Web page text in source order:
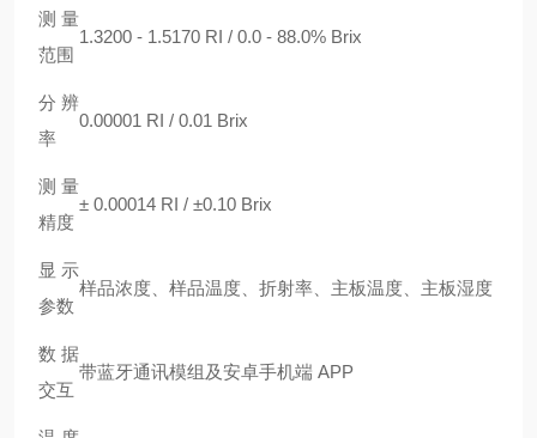
测量
范围
1.3200 - 1.5170 RI / 0.0 - 88.0% Brix
分 辨
率
0.00001 RI / 0.01 Brix
测量
精度
± 0.00014 RI / ±0.10 Brix
显示
参数
样品浓度、样品温度、折射率、主板温度、主板湿度
数据
交互
带蓝牙通讯模组及安卓手机端 APP